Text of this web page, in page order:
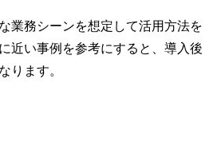
業務シーンを想定して活用方法を
近い事例を参考にすると、導入後
ります。